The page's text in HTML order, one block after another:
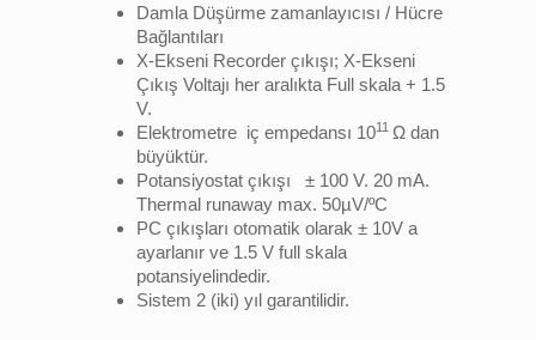
Damla Düşürme zamanlayıcısı / Hücre
Bağlantıları
X-Ekseni Recorder çıkışı; X-Ekseni
Çıkış Voltajı her aralıkta Full skala + 1.5
V.
Elektrometre iç empedansı 1011 Ω dan
büyüktür.
Potansiyostat çıkışı ± 100 V. 20 mA.
Thermal runaway max. 50µV/ºC
PC çıkışları otomatik olarak ± 10V a
ayarlanır ve 1.5 V full skala
potansiyelindedir.
Sistem 2 (iki) yıl garantilidir.